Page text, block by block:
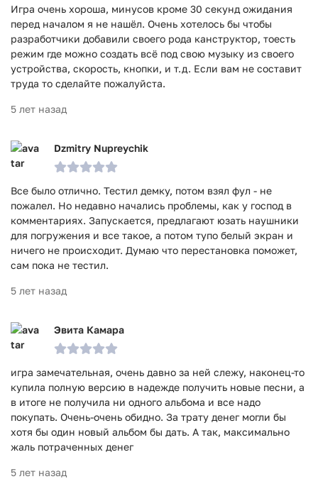
Игра очень хороша, минусов кроме 30 секунд ожидания
перед началом я не нашёл. Очень хотелось бы чтобы
разработчики добавили своего рода канструктор, тоесть
режим где можно создать всё под свою музыку из своего
устройства, скорость, кнопки, и т.д. Если вам не составит
труда то сделайте пожалуйста.
5 лет назад
Dzmitry Nupreychik
Все было отлично. Тестил демку, потом взял фул - не
пожалел. Но недавно начались проблемы, как у господ в
комментариях. Запускается, предлагают юзать наушники
для погружения и все такое, а потом тупо белый экран и
ничего не происходит. Думаю что перестановка поможет,
сам пока не тестил.
5 лет назад
Эвита Камара
игра замечательная, очень давно за ней слежу, наконец-то
купила полную версию в надежде получить новые песни, а
в итоге не получила ни одного альбома и все надо
покупать. Очень-очень обидно. За трату денег могли бы
хотя бы один новый альбом бы дать. А так, максимально
жаль потраченных денег
5 лет назад